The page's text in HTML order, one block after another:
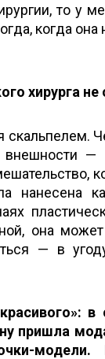
то у
когда
хирурга не
скальпелем.
—
нанесена
она
— в
в
пришла